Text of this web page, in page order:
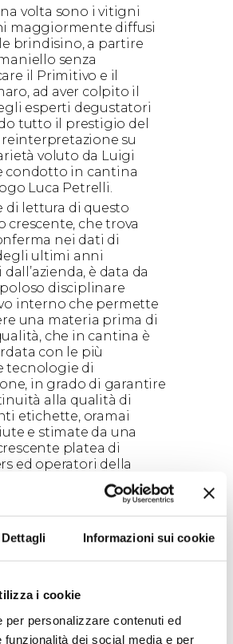
Dettagli Informazioni sui cookie
i cookie
per personalizzare contenuti ed
funzionalità dei social media e per
volta sono i vitigni
maggiormente diffusi
brindisino, a partire
senza
il Primitivo e il
ad aver colpito il
esperti degustatori
tutto il prestigio del
reinterpretazione su
voluto da Luigi
condotto in cantina
Luca Petrelli.
di lettura di questo
crescente, che trova
nei dati di
ultimi anni
è data da
disciplinare
interno che permette
una materia prima di
che in cantina è
con le più
tecnologie di
in grado di garantire
alla qualità di
etichette, oramai
e stimate da una
platea di
ed operatori della
“E’ bello che sulla
tuoi vini si trovino tutti
famiglia – diverse
enologica e il
reciproca tra due
estranei. Il percorso di
un’azienda come